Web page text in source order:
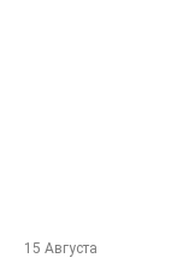
15 Августа